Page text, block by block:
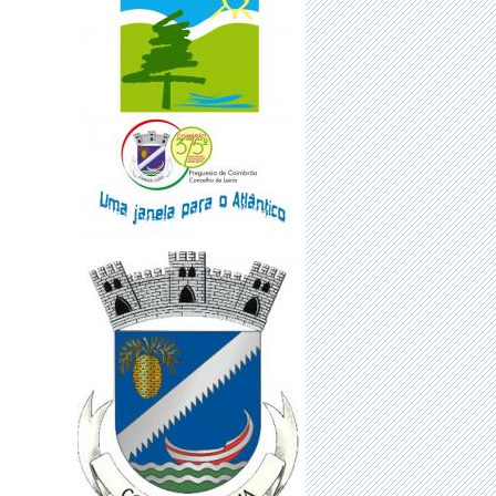
Sabia que pode renovar online o seu
Cartão de Cidadão sem sair d
Vacinação para a população sem
número de utente
FUNDO MUNICIPAL DE
EMERGÊNCIA SOCIAL (FMES)